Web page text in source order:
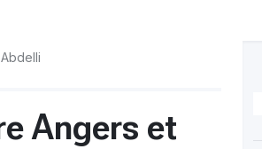
Angers et